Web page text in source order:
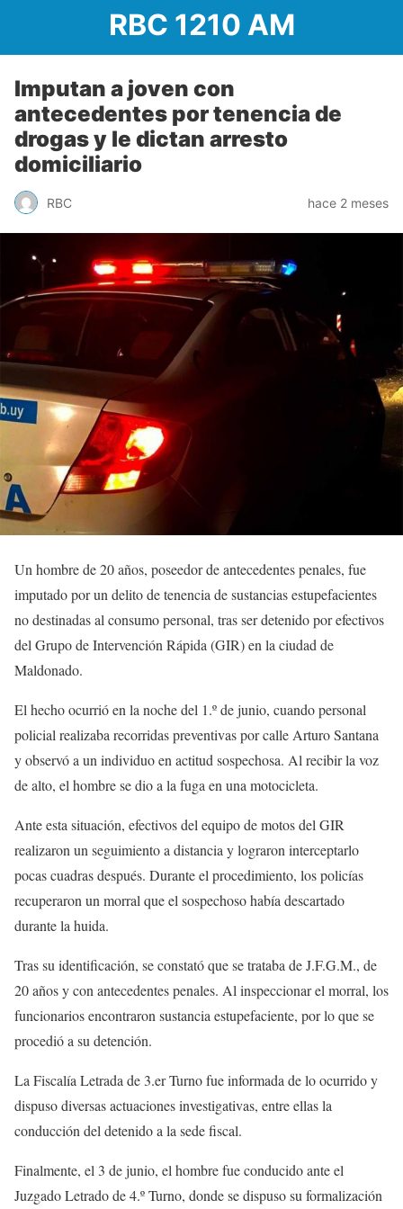
RBC 1210 AM
Imputan a joven con
antecedentes por tenencia de
drogas y le dictan arresto
domiciliario
RBC hace 2 meses
Un hombre de 20 años, poseedor de antecedentes penales, fue
imputado por un delito de tenencia de sustancias estupefacientes
no destinadas al consumo personal, tras ser detenido por efectivos
del Grupo de Intervención Rápida (GIR) en la ciudad de
Maldonado.
El hecho ocurrió en la noche del 1.º de junio, cuando personal
policial realizaba recorridas preventivas por calle Arturo Santana
y observó a un individuo en actitud sospechosa. Al recibir la voz
de alto, el hombre se dio a la fuga en una motocicleta.
Ante esta situación, efectivos del equipo de motos del GIR
realizaron un seguimiento a distancia y lograron interceptarlo
pocas cuadras después. Durante el procedimiento, los policías
recuperaron un morral que el sospechoso había descartado
durante la huida.
Tras su identificación, se constató que se trataba de J.F.G.M., de
20 años y con antecedentes penales. Al inspeccionar el morral, los
funcionarios encontraron sustancia estupefaciente, por lo que se
procedió a su detención.
La Fiscalía Letrada de 3.er Turno fue informada de lo ocurrido y
dispuso diversas actuaciones investigativas, entre ellas la
conducción del detenido a la sede fiscal.
Finalmente, el 3 de junio, el hombre fue conducido ante el
Juzgado Letrado de 4.º Turno, donde se dispuso su formalización